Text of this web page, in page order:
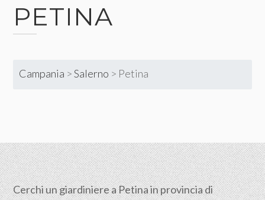
PETINA
Campania >Salerno > Petina
Cerchi un giardiniere a Petina in provincia di